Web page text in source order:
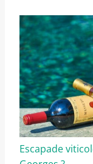
Escapade